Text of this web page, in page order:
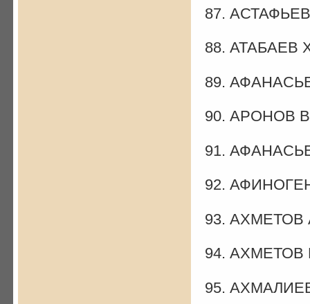
87. АСТАФЬЕВ
88. АТАБАЕВ
89.
90. АРОНОВ
91.
92.
93. АХМЕТОВ
94. АХМЕТОВ
95.